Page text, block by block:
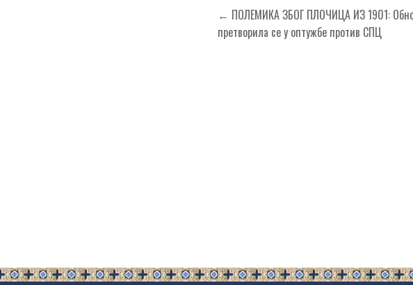
Кретање
чланка
← ПОЛЕМИКА ЗБОГ ПЛОЧИЦА ИЗ 1901:
претворила се у оптужбе против СПЦ